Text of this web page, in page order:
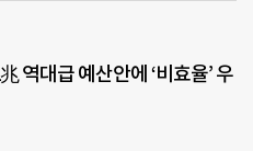
역대급 예산안에 ‘비효율’ 우